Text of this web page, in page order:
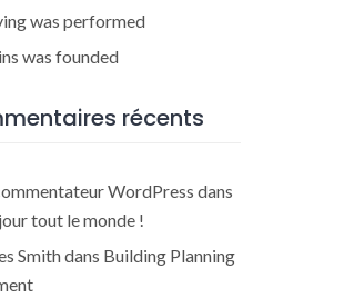
was performed
was founded
récents
WordPress dans
tout le monde !
Smithdans Building Planning